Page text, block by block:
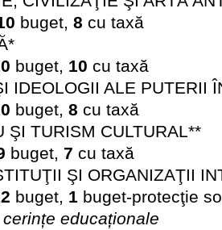
buget, 8 cu taxă
buget, 10 cu taxă
IDEOLOGII ALE
buget, 8 cu taxă
ŞI TURISM
buget, 7 cu taxă
ŞI ORGANIZAŢII
buget, 1 buget-protecţie
educaționale